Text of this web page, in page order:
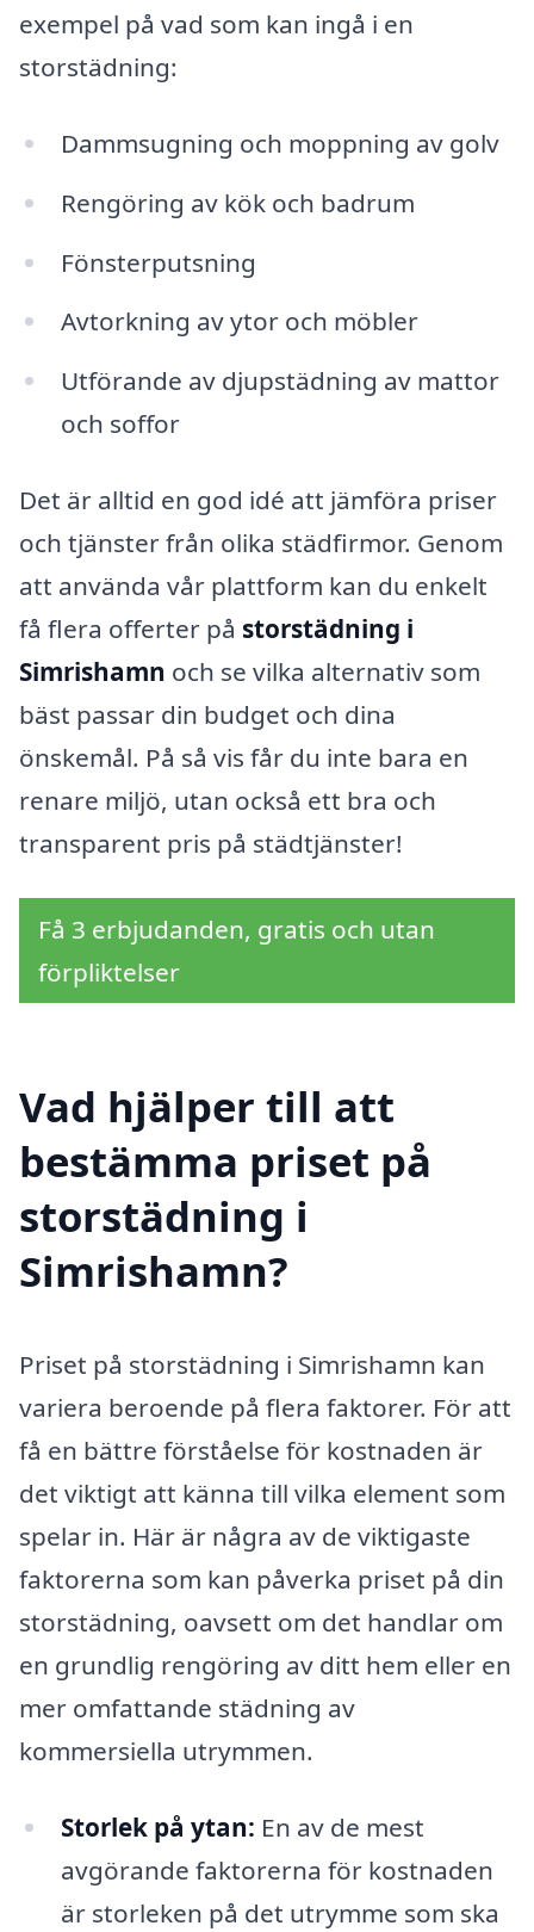
exempel på vad som kan ingå i en
storstädning:
Dammsugning och moppning av golv
Rengöring av kök och badrum
Fönsterputsning
Avtorkning av ytor och möbler
Utförande av djupstädning av mattor
och soffor
Det är alltid en god idé att jämföra priser
och tjänster från olika städfirmor. Genom
att använda vår plattform kan du enkelt
få flera offerter på storstädning i
Simrishamn och se vilka alternativ som
bäst passar din budget och dina
önskemål. På så vis får du inte bara en
renare miljö, utan också ett bra och
transparent pris på städtjänster!
Få 3 erbjudanden, gratis och utan
förpliktelser
Vad hjälper till att
bestämma priset på
storstädning i
Simrishamn?
Priset på storstädning i Simrishamn kan
variera beroende på flera faktorer. För att
få en bättre förståelse för kostnaden är
det viktigt att känna till vilka element som
spelar in. Här är några av de viktigaste
faktorerna som kan påverka priset på din
storstädning, oavsett om det handlar om
en grundlig rengöring av ditt hem eller en
mer omfattande städning av
kommersiella utrymmen.
Storlek på ytan: En av de mest
avgörande faktorerna för kostnaden
är storleken på det utrymme som ska